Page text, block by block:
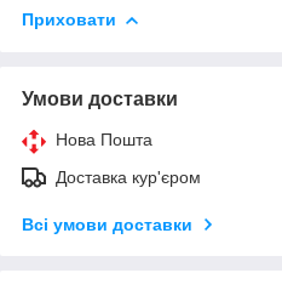
Приховати
Умови доставки
Нова Пошта
Доставка кур'єром
Всі умови доставки